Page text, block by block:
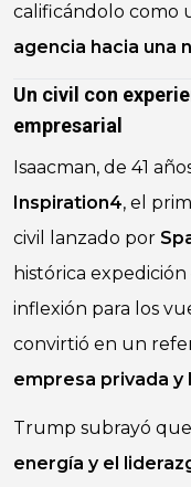
calificándolo como
agencia hacia una
Un civil con
empresarial
Isaacman, de 41
Inspiration4, el
civil lanzado por
histórica
inflexión para los
convirtió en un
empresa privada
Trump subrayó
energía y el